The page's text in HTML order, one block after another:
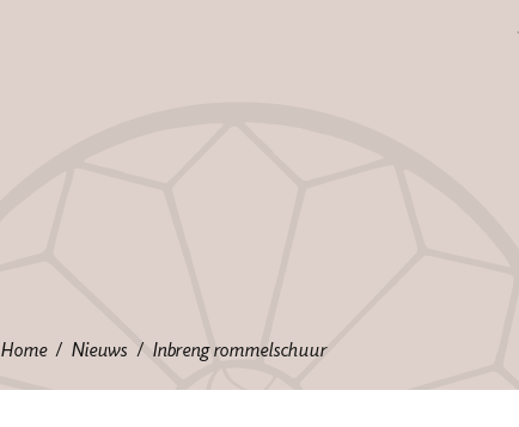
Home Nieuws Inbreng rommelschuur